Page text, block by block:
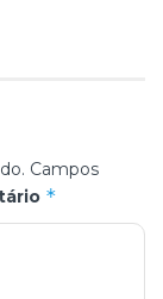
Campos
*